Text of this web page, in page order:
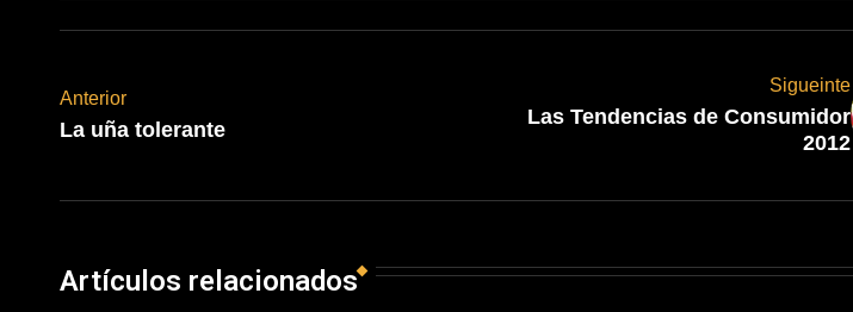
Anterior
La uña tolerante
Sigueinte
Las Tendencias de Consumidor
2012
Artículos relacionados